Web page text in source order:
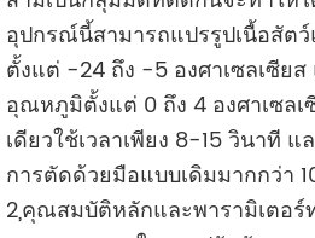
อุปกรณ์นี้สามารถแปรรูปเนื้อสั
ตั้งแต่ -24 ถึง -5 องศาเซลเซีย
อุณหภูมิตั้งแต่ 0 ถึง 4 องศาเซล
เดียวใช้เวลาเพียง 8-15 วินาที
การตัดด้วยมือแบบเดิมมากกว่า
2,คุณสมบัติหลักและพารามิเตอร์